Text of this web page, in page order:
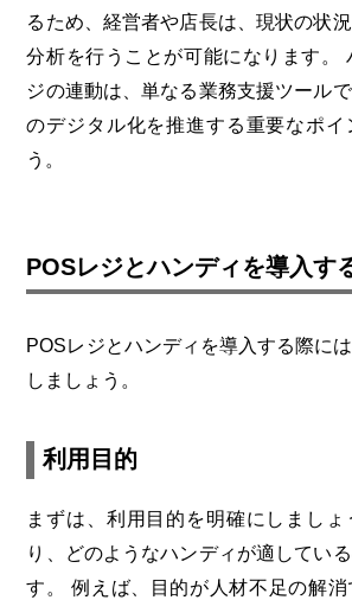
るため、経営者や店長は、現状の状況
分析を行うことが可能になります。
ジの連動は、単なる業務支援ツール
のデジタル化を推進する重要なポイ
う。
POSレジとハンディを導入す
POSレジとハンディを導入する際に
しましょう。
利用目的
まずは、利用目的を明確にしましょ
り、どのようなハンディが適してい
す。 例えば、目的が人材不足の解消